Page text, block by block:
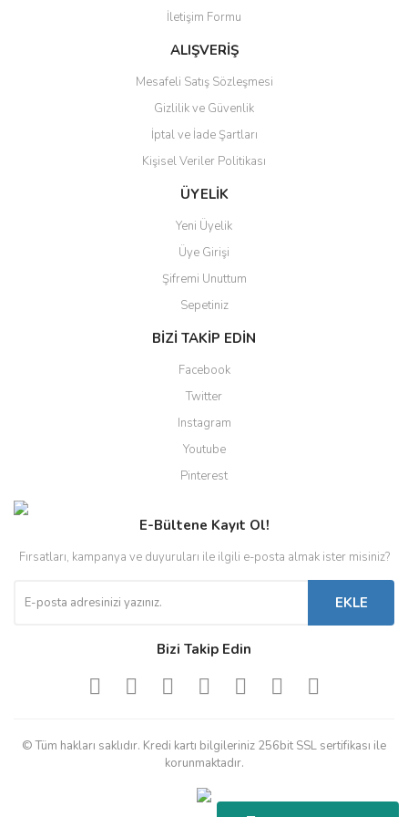
Bu ürüne benzer farklı alternatifler olmalı.
Gönder
İletişim Formu
ALIŞVERİŞ
Mesafeli Satış Sözleşmesi
Gizlilik ve Güvenlik
İptal ve İade Şartları
Kişisel Veriler Politikası
ÜYELİK
Yeni Üyelik
Üye Girişi
Şifremi Unuttum
Sepetiniz
BİZİ TAKİP EDİN
Facebook
Twitter
Instagram
Youtube
Pinterest
E-Bültene Kayıt Ol!
Fırsatları, kampanya ve duyuruları ile ilgili e-posta almak ister misiniz?
EKLE
Bizi Takip Edin
© Tüm hakları saklıdır. Kredi kartı bilgileriniz 256bit SSL sertifikası ile
korunmaktadır.